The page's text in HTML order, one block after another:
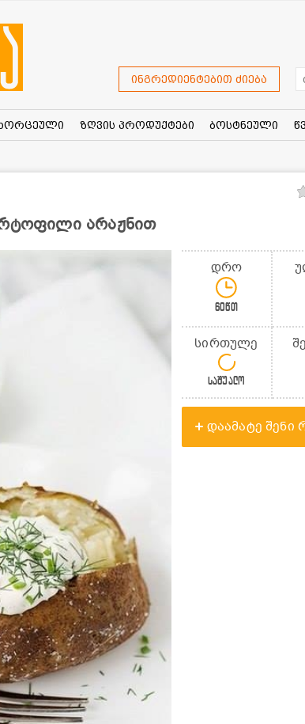
ინგრედიენტებით ძიება
ზღვის პროდუქტები ბოსტნეული
არაჟნით
დრო
60წთ
სირთულე
საშუალო
დაამატე შენი